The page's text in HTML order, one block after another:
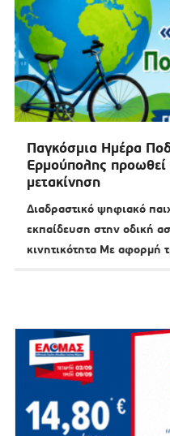
Παγκόσμια Ημέρα
Ερμούπολης
μετακίνηση
Διαδραστικό ψηφιακό
εκπαίδευση στην οδική
κινητικότητα Με αφορμή